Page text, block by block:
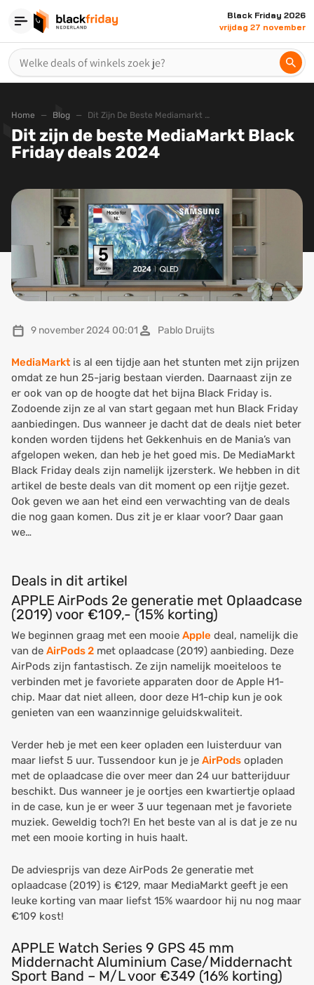
Black Friday 2026
vrijdag 27 november
Home Blog Dit Zijn De Beste Mediamarkt Black Friday Deals 2024
Dit zijn de beste MediaMarkt Black
Friday deals 2024
9 november 2024 00:01 Pablo Druijts
MediaMarkt is al een tijdje aan het stunten met zijn prijzen
omdat ze hun 25-jarig bestaan vierden. Daarnaast zijn ze
er ook van op de hoogte dat het bijna Black Friday is.
Zodoende zijn ze al van start gegaan met hun Black Friday
aanbiedingen. Dus wanneer je dacht dat de deals niet beter
konden worden tijdens het Gekkenhuis en de Mania’s van
afgelopen weken, dan heb je het goed mis. De MediaMarkt
Black Friday deals zijn namelijk ijzersterk. We hebben in dit
artikel de beste deals van dit moment op een rijtje gezet.
Ook geven we aan het eind een verwachting van de deals
die nog gaan komen. Dus zit je er klaar voor? Daar gaan
we…
Deals in dit artikel
APPLE AirPods 2e generatie met Oplaadcase
(2019) voor €109,- (15% korting)
We beginnen graag met een mooie Apple deal, namelijk die
van de AirPods 2 met oplaadcase (2019) aanbieding. Deze
AirPods zijn fantastisch. Ze zijn namelijk moeiteloos te
verbinden met je favoriete apparaten door de Apple H1-
chip. Maar dat niet alleen, door deze H1-chip kun je ook
genieten van een waanzinnige geluidskwaliteit.
Verder heb je met een keer opladen een luisterduur van
maar liefst 5 uur. Tussendoor kun je je AirPods opladen
met de oplaadcase die over meer dan 24 uur batterijduur
beschikt. Dus wanneer je je oortjes een kwartiertje oplaad
in de case, kun je er weer 3 uur tegenaan met je favoriete
muziek. Geweldig toch?! En het beste van al is dat je ze nu
met een mooie korting in huis haalt.
De adviesprijs van deze AirPods 2e generatie met
oplaadcase (2019) is €129, maar MediaMarkt geeft je een
leuke korting van maar liefst 15% waardoor hij nu nog maar
€109 kost!
APPLE Watch Series 9 GPS 45 mm
Middernacht Aluminium Case/Middernacht
Sport Band – M/L voor €349 (16% korting)